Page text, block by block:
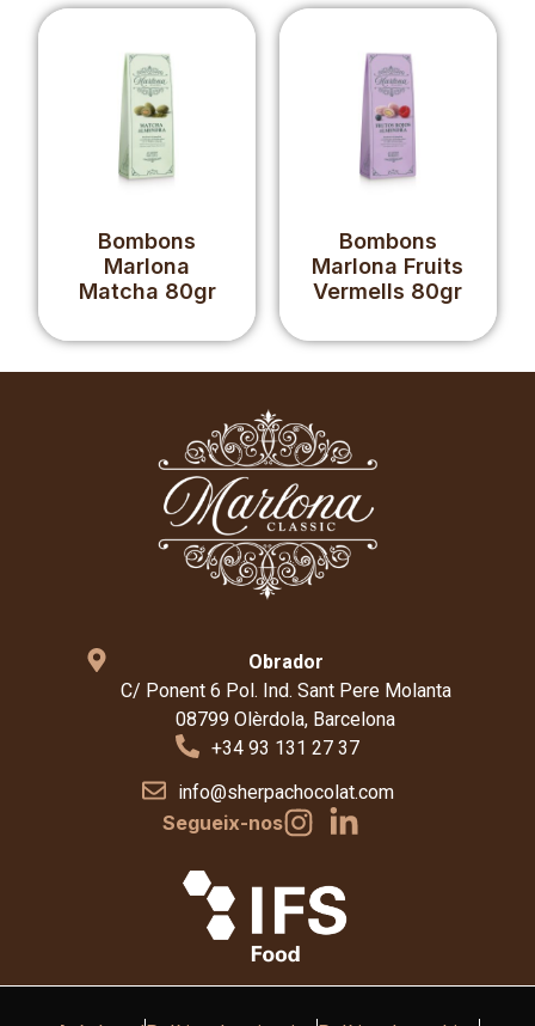
Bombons
Marlona
Matcha 80gr
Bombons
Marlona Fruits
Vermells 80gr
Obrador
C/ Ponent 6 Pol. Ind. Sant Pere Molanta
08799 Olèrdola, Barcelona
+34 93 131 27 37
info@sherpachocolat.com
Segueix-nos